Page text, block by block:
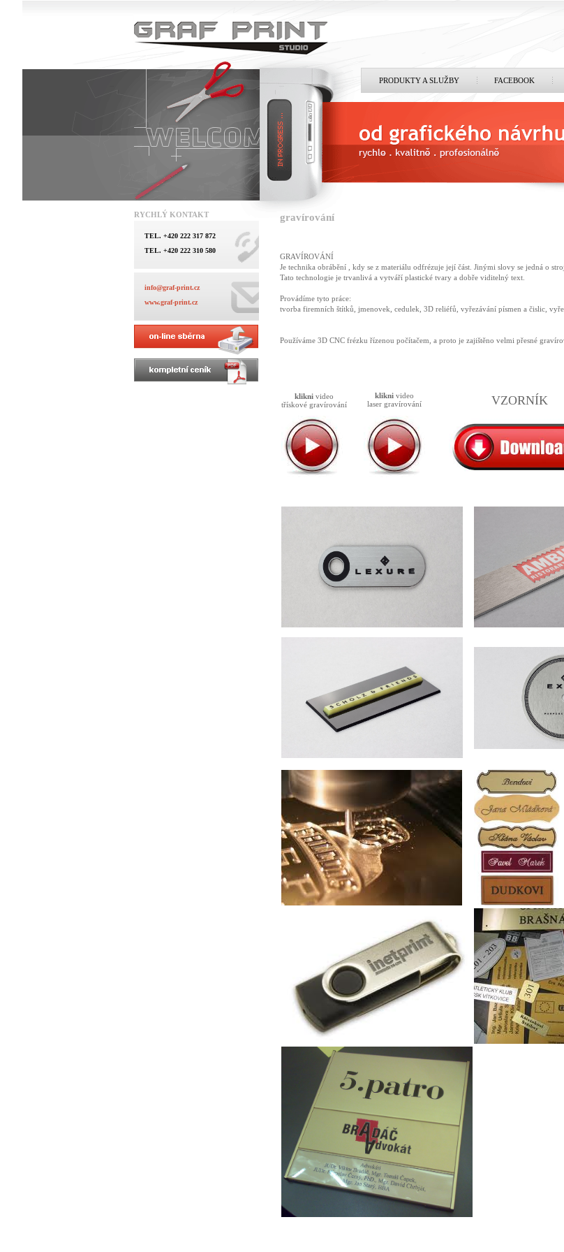
PRODUKTY A SLUŽBY FACEBOOK
gravírování
GRAVÍROVÁNÍ
Je technika obrábění , kdy se z materiálu odfrézuje její část. Jinými slovy se jedná o
Tato technologie je trvanlivá a vytváří plastické tvary a dobře viditelný text.
Provádíme tyto práce:
tvorba firemních štítků, jmenovek, cedulek, 3D reliéfů, vyřezávání písmen a čislic,
Používáme 3D CNC frézku řízenou počítačem, a proto je zajištěno velmi přesné
klikni video
třískové gravírování
klikni video
laser gravírování
VZORNÍK
RYCHLÝ KONTAKT
TEL. +420 222 317 872
TEL. +420 222 310 580
info@graf-print.cz
www.graf-print.cz